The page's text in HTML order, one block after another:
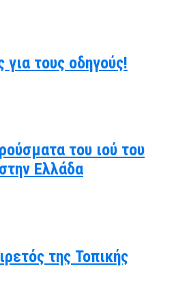
για τους οδηγούς!
του ιού του
Ελλάδα
της Τοπικής